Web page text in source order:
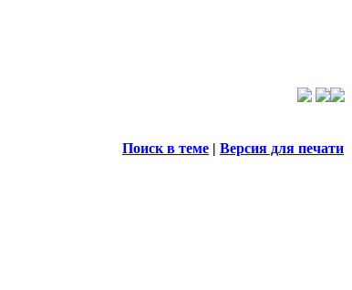
Поиск в теме | Версия для печати